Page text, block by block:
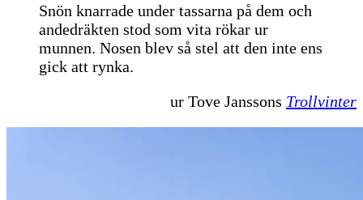
Snön knarrade under tassarna på dem och
andedräkten stod som vita rökar ur
munnen. Nosen blev så stel att den inte ens
gick att rynka.
ur Tove Janssons Trollvinter